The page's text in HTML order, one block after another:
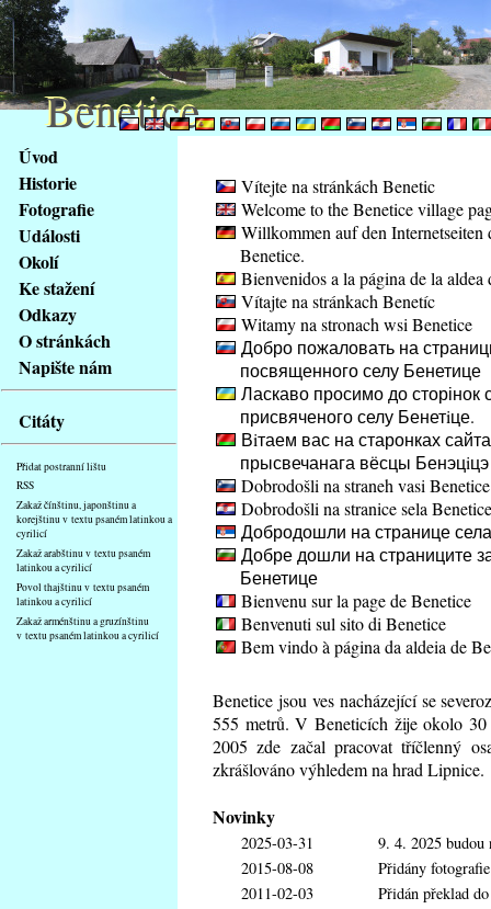
obsah
stránky
Klávesové
zkratky
tomto
webu
základní
Hlavní
strana
Úvod
Historie
Fotografie
Události
Okolí
Ke stažení
Odkazy
O stránkách
Napište nám
Citáty
Přidat postranní lištu
RSS
Zakaž čínštinu, japonštinu a
korejštinu v textu psaném latinkou a
cyrilicí
Zakaž arabštinu v textu psaném
latinkou a cyrilicí
Povol thajštinu v textu psaném
latinkou a cyrilicí
Zakaž arménštinu a gruzínštinu
v textu psaném latinkou a cyrilicí
Vítejte na stránkách Benetic
Welcome to the Benetice village
Willkommen auf den Internetseiten
Benetice.
Bienvenidos a la página de la aldea
Vítajte na stránkach Benetíc
Witamy na stronach wsi Benetice
Добро пожаловать на
посвященного селу Бенетице
Ласкаво просимо до сторінок
присвяченого селу Бенетiце.
Вiтаем вас на старонках
прысвечанага вёсцы Бенэцiцэ
Dobrodošli na straneh vasi Benetice
Dobrodošli na stranice sela Benetice
Добродошли на странице
Добре дошли на страниците
Бенетице
Bienvenu sur la page de Benetice
Benvenuti sul sito di Benetice
Bem vindo à página da aldeia de
Benetice jsou ves nacházející se
555 metrů. V Beneticích žije okolo 30
2005 zde začal pracovat tříčlenný
zkrášlováno výhledem na hrad Lipnice.
Novinky
2025-03-31
9. 4. 2025 budou
2015-08-08
Přidány
2011-02-03
Přidán překlad
Benetice
Benetice